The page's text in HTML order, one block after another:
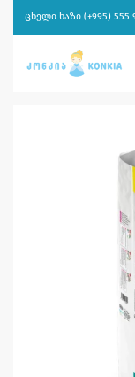
ცხელი ხაზი (+995) 555